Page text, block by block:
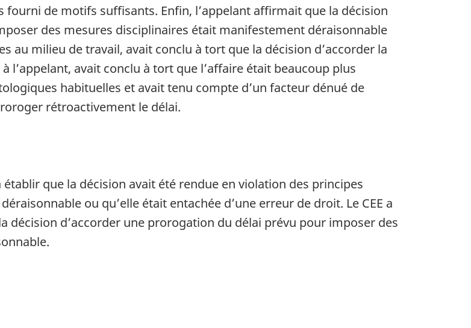
fourni de motifs suffisants. Enfin, l’appelant affirmait que la décision
des mesures disciplinaires était manifestement déraisonnable
au milieu de travail, avait conclu à tort que la décision d’accorder la
l’appelant, avait conclu à tort que l’affaire était beaucoup plus
habituelles et avait tenu compte d’un facteur dénué de
rétroactivement le délai.
établir que la décision avait été rendue en violation des principes
ou qu’elle était entachée d’une erreur de droit. Le CEE a
décision d’accorder une prorogation du délai prévu pour imposer des